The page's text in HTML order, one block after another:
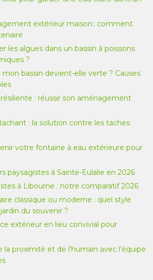
extérieur maison : comment
les algues dans un bassin à poissons
?
mon bassin devient-elle verte ? Causes
: réussir son aménagement
: la solution contre les taches
votre fontaine à eau extérieure pour
paysagistes à Sainte-Eulalie en 2026
à Libourne : notre comparatif 2026
classique ou moderne : quel style
du souvenir ?
extérieur en lieu convivial pour
la proximité et de l’humain avec l’équipe